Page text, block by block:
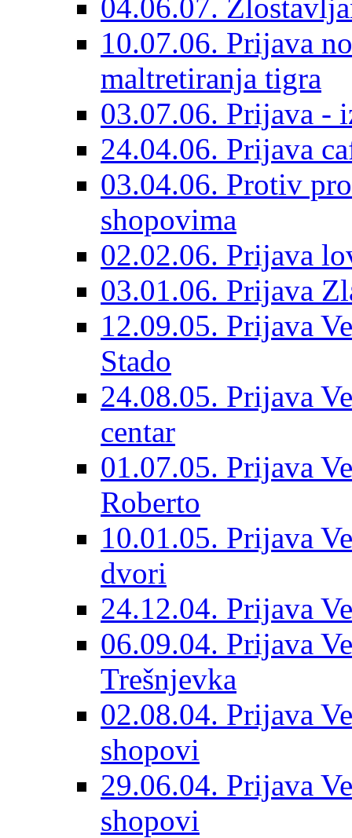
04.06.07.
10.07.06. Prijava
maltretiranja tigra
03.07.06. Prijava -
24.04.06. Prijava
03.04.06. Protiv
shopovima
02.02.06. Prijava
03.01.06. Prijava
12.09.05. Prijava
Stado
24.08.05. Prijava
centar
01.07.05. Prijava
Roberto
10.01.05. Prijava
dvori
24.12.04. Prijava
06.09.04. Prijava
Trešnjevka
02.08.04. Prijava
shopovi
29.06.04. Prijava
shopovi